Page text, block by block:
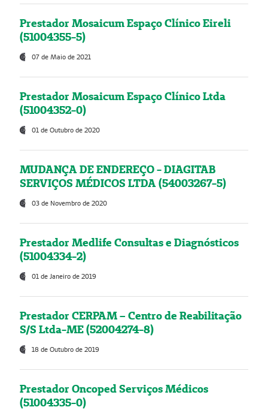
Prestador Mosaicum Espaço Clínico Eireli
(51004355-5)
07 de Maio de 2021
Prestador Mosaicum Espaço Clínico Ltda
(51004352-0)
01 de Outubro de 2020
MUDANÇA DE ENDEREÇO - DIAGITAB
SERVIÇOS MÉDICOS LTDA (54003267-5)
03 de Novembro de 2020
Prestador Medlife Consultas e Diagnósticos
(51004334-2)
01 de Janeiro de 2019
Prestador CERPAM – Centro de Reabilitação
S/S Ltda-ME (52004274-8)
18 de Outubro de 2019
Prestador Oncoped Serviços Médicos
(51004335-0)